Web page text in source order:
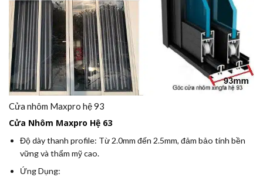
Cửa nhôm Maxpro hệ 93
Cửa Nhôm Maxpro Hệ 63
Độ dày thanh profile: Từ 2.0mm đến 2.5mm, đảm bảo tính bền
vững và thẩm mỹ cao.
Ứng Dụng: